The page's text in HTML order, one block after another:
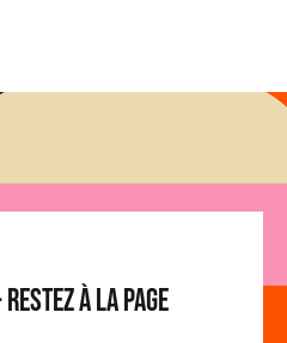
à la page